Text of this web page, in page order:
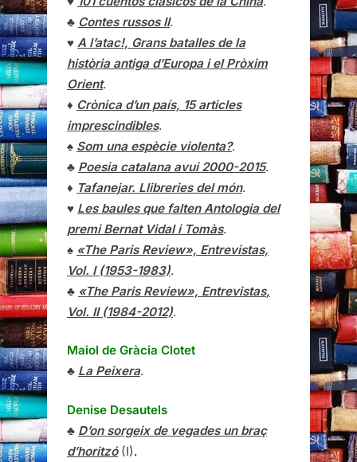
♣ Contes russos II.
♥ A l’atac!, Grans batalles de la
història antiga d’Europa i el Pròxim
Orient.
♦ Crònica d’un país, 15 articles
imprescindibles.
♠ Som una espècie violenta?.
♣ Poesia catalana avui 2000-2015.
♦ Tafanejar. Llibreries del món.
♥ Les baules que falten Antologia del
premi Bernat Vidal i Tomàs.
♠ «The Paris Review», Entrevistas,
Vol. I (1953-1983).
♣ «The Paris Review», Entrevistas,
Vol. II (1984-2012).
Maiol de Gràcia Clotet
♣ La Peixera.
Denise Desautels
♣ D’on sorgeix de vegades un braç
d’horitzó(I).